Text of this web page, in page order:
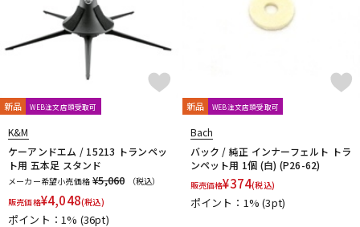
新品 WEB注文店頭受取可
K&M
ケーアンドエム / 15213 トランペッ
ト用 五本足 スタンド
メーカー希望小売価格 ¥5,060
（税込）
販売価格¥4,048(税込)
ポイント：1% (36pt)
新品 WEB注文店頭受取可
Bach
バック / 純正 インナーフェルト トラ
ンペット用 1個 (白) (P26-62)
販売価格¥374(税込)
ポイント：1%(3pt)